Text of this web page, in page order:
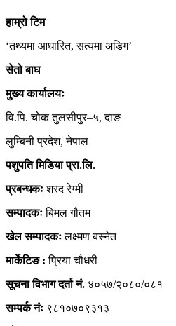
हाम्रोटिम
‘तथ्यमा आधारित, सत्यमा अडिग’
सेतो बाघ
मुख्य कार्यालयः
वि.पि. चोक तुलसीपुर–५, दाङ
लुम्बिनी प्रदेश, नेपाल
पशुपति मिडिया प्रा.लि.
प्रबन्धकःशरद रेग्मी
सम्पादकःबिमल गौतम
खेल सम्पादकःलक्ष्मण बस्नेत
मार्केटिङ :प्रिया चौधरी
सूचना विभाग दर्ता नं. ४०५७/२०८०/०८१
सम्पर्क नंः ९८१०७०९३१३